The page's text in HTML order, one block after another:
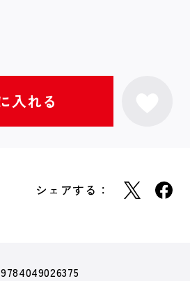
シェアする：
9784049026375